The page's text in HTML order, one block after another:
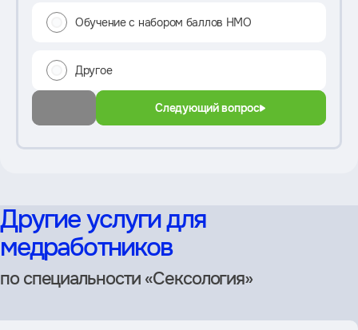
Обучение с набором баллов НМО
Другое
Следующий вопрос
Другие услуги для
медработников
по специальности «Сексология»